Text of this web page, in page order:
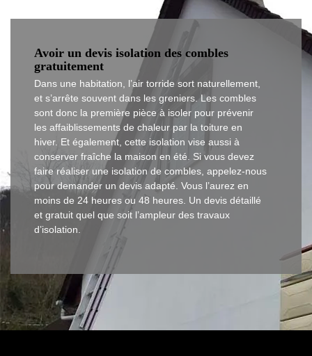
Avoir un devis isolation des combles
gratuitement
Dans une habitation, l’air torride sort naturellement,
et s’arrête souvent dans les greniers. Les combles
sont donc la première pièce à isoler pour prévenir
les affaiblissements de chaleur par la toiture en
hiver. Et également, cette isolation vise aussi à
conserver fraîche la maison en été. Si vous devez
faire réaliser une isolation de combles, appelez-nous
pour demander un devis adapté. Vous l’aurez en
moins de 24 heures ou 48 heures. Un devis détaillé
et gratuit quel que soit l’ampleur des travaux
d’isolation.